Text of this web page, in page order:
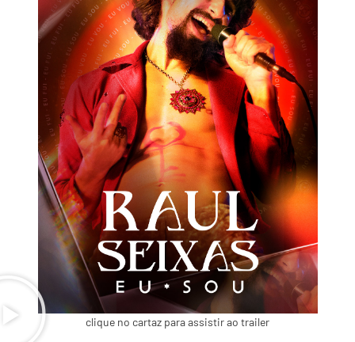
clique no cartaz para assistir ao trailer